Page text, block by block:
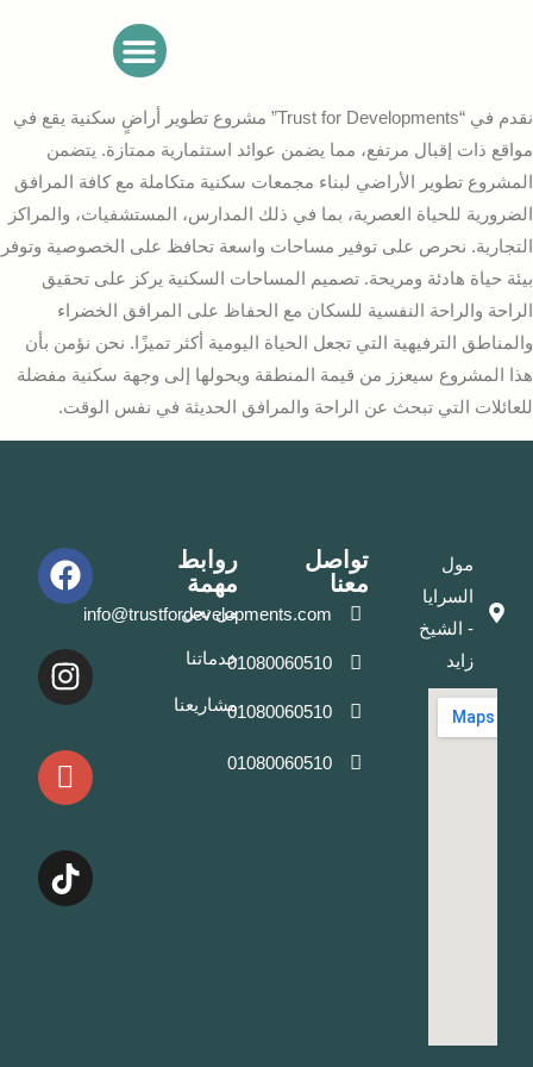
نقدم في “Trust for Developments” مشروع تطوير أراضٍ سكنية يقع في
مواقع ذات إقبال مرتفع، مما يضمن عوائد استثمارية ممتازة. يتضمن
المشروع تطوير الأراضي لبناء مجمعات سكنية متكاملة مع كافة المرافق
الضرورية للحياة العصرية، بما في ذلك المدارس، المستشفيات، والمراكز
التجارية. نحرص على توفير مساحات واسعة تحافظ على الخصوصية وتوفر
بيئة حياة هادئة ومريحة. تصميم المساحات السكنية يركز على تحقيق
الراحة والراحة النفسية للسكان مع الحفاظ على المرافق الخضراء
والمناطق الترفيهية التي تجعل الحياة اليومية أكثر تميزًا. نحن نؤمن بأن
هذا المشروع سيعزز من قيمة المنطقة ويحولها إلى وجهة سكنية مفضلة
للعائلات التي تبحث عن الراحة والمرافق الحديثة في نفس الوقت.
مول
السرايا
- الشيخ
زايد
تواصل
معنا
info@trustfordevelopments.com
01080060510
01080060510
01080060510
روابط
مهمة
من نحن
خدماتنا
مشاريعنا